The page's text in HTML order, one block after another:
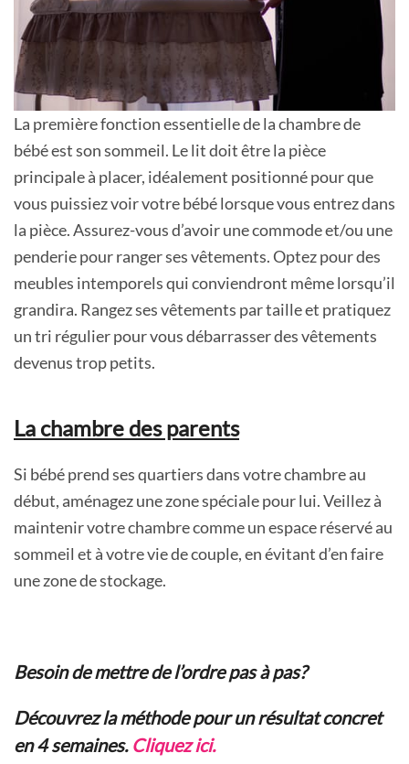
La première fonction essentielle de la chambre de
bébé est son sommeil. Le lit doit être la pièce
principale à placer, idéalement positionné pour que
vous puissiez voir votre bébé lorsque vous entrez dans
la pièce. Assurez-vous d’avoir une commode et/ou une
penderie pour ranger ses vêtements. Optez pour des
meubles intemporels qui conviendront même lorsqu’il
grandira. Rangez ses vêtements par taille et pratiquez
un tri régulier pour vous débarrasser des vêtements
devenus trop petits.
La chambre des parents
Si bébé prend ses quartiers dans votre chambre au
début, aménagez une zone spéciale pour lui. Veillez à
maintenir votre chambre comme un espace réservé au
sommeil et à votre vie de couple, en évitant d’en faire
une zone de stockage.
Besoin de mettre de l’ordre pas à pas?
Découvrez la méthode pour un résultat concret
en 4 semaines. Cliquez ici.